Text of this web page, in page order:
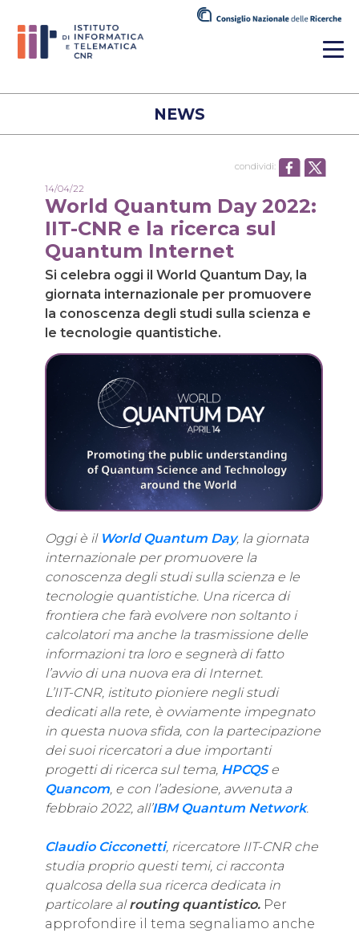
NEWS
condividi:
14/04/22
World Quantum Day 2022:
IIT-CNR e la ricerca sul
Quantum Internet
Si celebra oggi il World Quantum Day, la
giornata internazionale per promuovere
la conoscenza degli studi sulla scienza e
le tecnologie quantistiche.
Oggi è il World Quantum Day, la giornata
internazionale per promuovere la
conoscenza degli studi sulla scienza e le
tecnologie quantistiche. Una ricerca di
frontiera che farà evolvere non soltanto i
calcolatori ma anche la trasmissione delle
informazioni tra loro e segnerà di fatto
l’avvio di una nuova era di Internet.
L’IIT-CNR, istituto pioniere negli studi
dedicati alla rete, è ovviamente impegnato
in questa nuova sfida, con la partecipazione
dei suoi ricercatori a due importanti
progetti di ricerca sul tema, HPCQSe
Quancom, e con l’adesione, avvenuta a
febbraio 2022, all’IBM Quantum Network.
Claudio Cicconetti, ricercatore IIT-CNR che
studia proprio questi temi, ci racconta
qualcosa della sua ricerca dedicata in
particolare alrouting quantistico. Per
approfondire il tema segnaliamo anche